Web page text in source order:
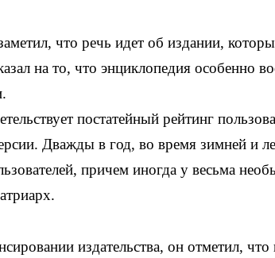
что речь идет об издании,
на то, что энциклопедия особенно
постатейный рейтинг
Дважды в год, во время зимней и
причем иногда у весьма
издательства, он отметил,